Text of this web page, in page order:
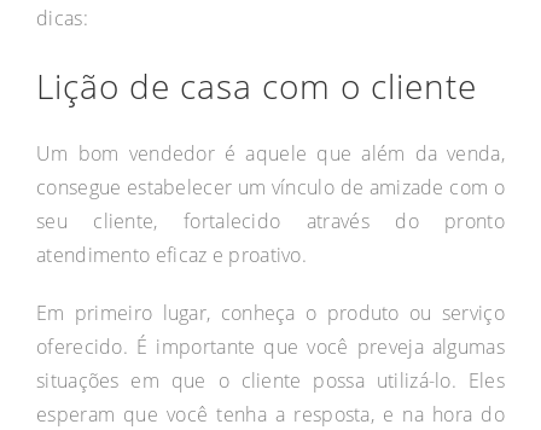
dicas:
Lição de casa com o cliente
Um bom vendedor é aquele que além da venda,
consegue estabelecer um vínculo de amizade com o
seu cliente, fortalecido através do pronto
atendimento eficaz e proativo.
Em primeiro lugar, conheça o produto ou serviço
oferecido. É importante que você preveja algumas
situações em que o cliente possa utilizá-lo. Eles
esperam que você tenha a resposta, e na hora do